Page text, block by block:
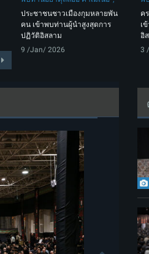
ประชาชนชาวเมืองกุมหลายพัน
คน เข้าพบท่านผู้นำสูงสุดการ
ปฏิวัติอิสลาม
9 /Jan/ 2026
ค
เ
อิ
3